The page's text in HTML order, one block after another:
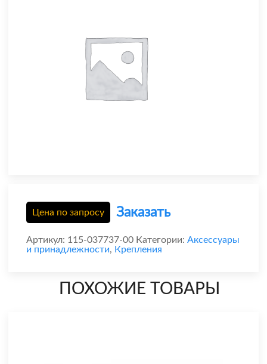
Цена по запросу Заказать
Артикул: 115-037737-00 Категории: Аксессуары
и принадлежности, Крепления
ПОХОЖИЕ ТОВАРЫ